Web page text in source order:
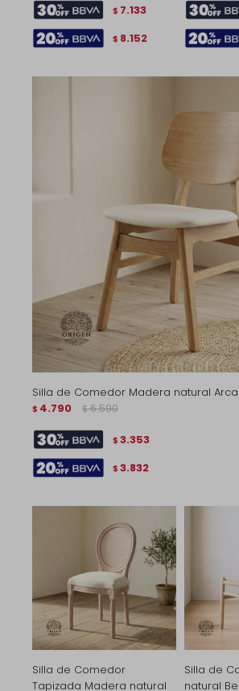
$ 7.133
$ 8.152
Silla de Comedor Madera natural
$ 4.790 $ 6.590
$ 3.353
$ 3.832
Silla de Comedor
Tapizada Madera natural
Silla de
natural